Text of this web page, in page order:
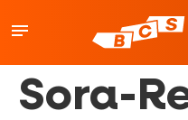
Sora-